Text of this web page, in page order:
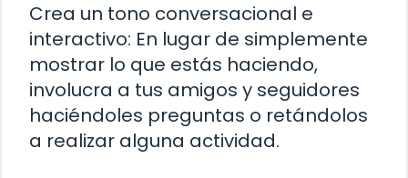
Crea un tono conversacional e
interactivo: En lugar de simplemente
mostrar lo que estás haciendo,
involucra a tus amigos y seguidores
haciéndoles preguntas o retándolos
a realizar alguna actividad.